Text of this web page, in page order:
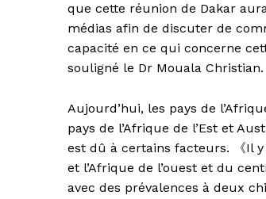
que cette réunion de Dakar
médias afin de discuter de
capacité en ce qui concerne
souligné le Dr Mouala Christian.
Aujourd’hui, les pays de
pays de l’Afrique de l’Est et
est dû à certains facteurs. 《Il
et l’Afrique de l’ouest et du
avec des prévalences à deux